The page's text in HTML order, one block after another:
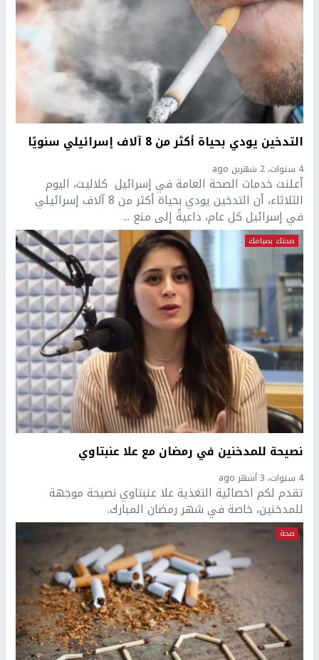
التدخين يودي بحياة أكثر من 8 آلاف إسرائيلي سنويًا
4 سنوات، 2 شهرين ago
أعلنت خدمات الصحة العامة في إسرائيل كلاليت، اليوم
الثلاثاء، أن التدخين يودي بحياة أكثر من 8 آلاف إسرائيلي
في إسرائيل كل عام، داعيةً إلى منع ...
صحتك بصيامك
نصيحة للمدخنين في رمضان مع علا عنبتاوي
4 سنوات، 3 أشهر ago
تقدم لكم اخصائية التغذية علا عنبتاوي نصيحة موجهة
للمدخنين، خاصة في شهر رمضان المبارك.
صحة